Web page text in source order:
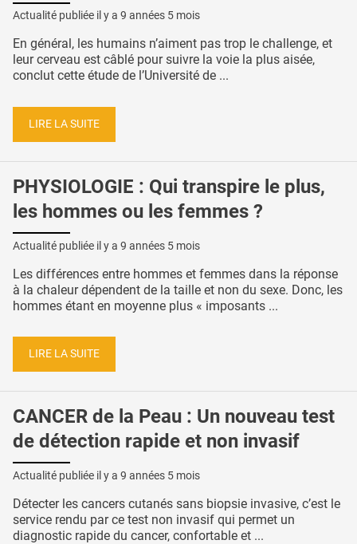
Actualité publiée il y a 9 années 5 mois
En général, les humains n’aiment pas trop le challenge, et
leur cerveau est câblé pour suivre la voie la plus aisée,
conclut cette étude de l’Université de ...
LIRE LA SUITE
PHYSIOLOGIE : Qui transpire le plus,
les hommes ou les femmes ?
Actualité publiée il y a 9 années 5 mois
Les différences entre hommes et femmes dans la réponse
à la chaleur dépendent de la taille et non du sexe. Donc, les
hommes étant en moyenne plus « imposants ...
LIRE LA SUITE
CANCER de la Peau : Un nouveau test
de détection rapide et non invasif
Actualité publiée il y a 9 années 5 mois
Détecter les cancers cutanés sans biopsie invasive, c’est le
service rendu par ce test non invasif qui permet un
diagnostic rapide du cancer, confortable et ...